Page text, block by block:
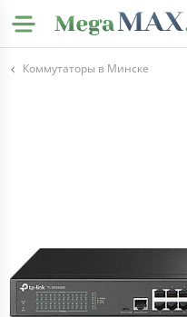
Коммутаторы в Минске